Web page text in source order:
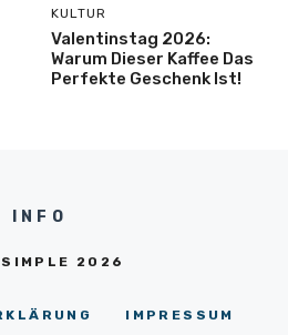
KULTUR
Valentinstag 2026:
Warum Dieser Kaffee Das
Perfekte Geschenk Ist!
INFO
2026
IMPRESSUM